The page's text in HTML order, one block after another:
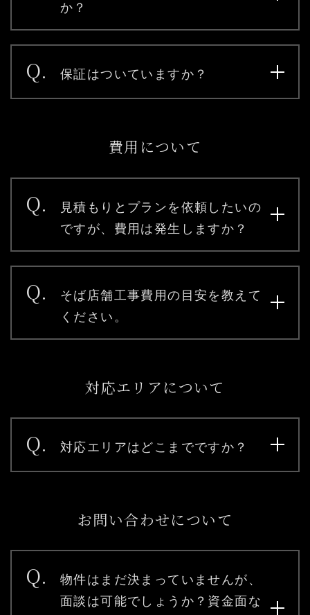
か？
Q. 保証はついていますか？
費用について
Q.
見積もりとプランを依頼したいの
ですが、費用は発生しますか？
Q.
そば店舗工事費用の目安を教えて
ください。
対応エリアについて
Q. 対応エリアはどこまでですか？
お問い合わせについて
Q.
物件はまだ決まっていませんが、
面談は可能でしょうか？資金面な